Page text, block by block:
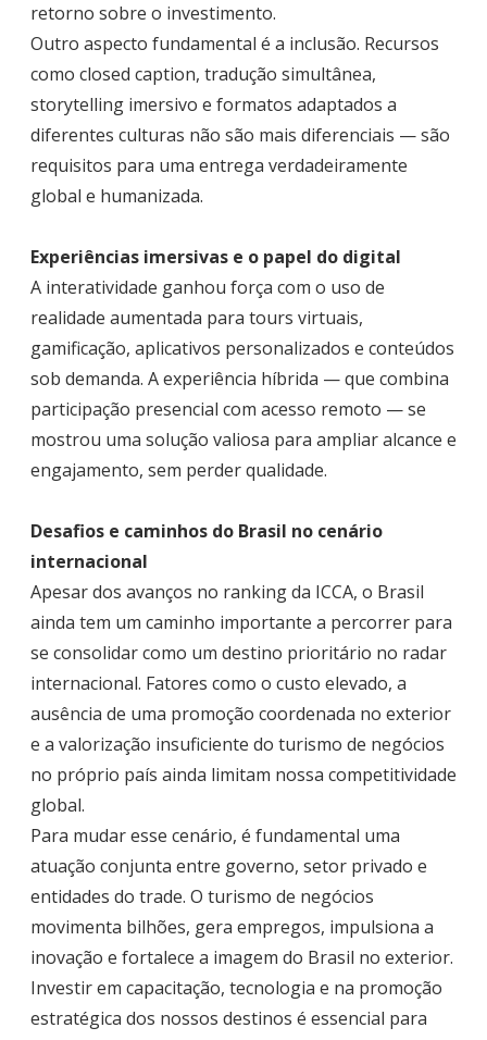
retorno sobre o investimento.
Outro aspecto fundamental é a inclusão. Recursos
como closed caption, tradução simultânea,
storytelling imersivo e formatos adaptados a
diferentes culturas não são mais diferenciais — são
requisitos para uma entrega verdadeiramente
global e humanizada.
Experiências imersivas e o papel do digital
A interatividade ganhou força com o uso de
realidade aumentada para tours virtuais,
gamificação, aplicativos personalizados e conteúdos
sob demanda. A experiência híbrida — que combina
participação presencial com acesso remoto — se
mostrou uma solução valiosa para ampliar alcance e
engajamento, sem perder qualidade.
Desafios e caminhos do Brasil no cenário
internacional
Apesar dos avanços no ranking da ICCA, o Brasil
ainda tem um caminho importante a percorrer para
se consolidar como um destino prioritário no radar
internacional. Fatores como o custo elevado, a
ausência de uma promoção coordenada no exterior
e a valorização insuficiente do turismo de negócios
no próprio país ainda limitam nossa competitividade
global.
Para mudar esse cenário, é fundamental uma
atuação conjunta entre governo, setor privado e
entidades do trade. O turismo de negócios
movimenta bilhões, gera empregos, impulsiona a
inovação e fortalece a imagem do Brasil no exterior.
Investir em capacitação, tecnologia e na promoção
estratégica dos nossos destinos é essencial para